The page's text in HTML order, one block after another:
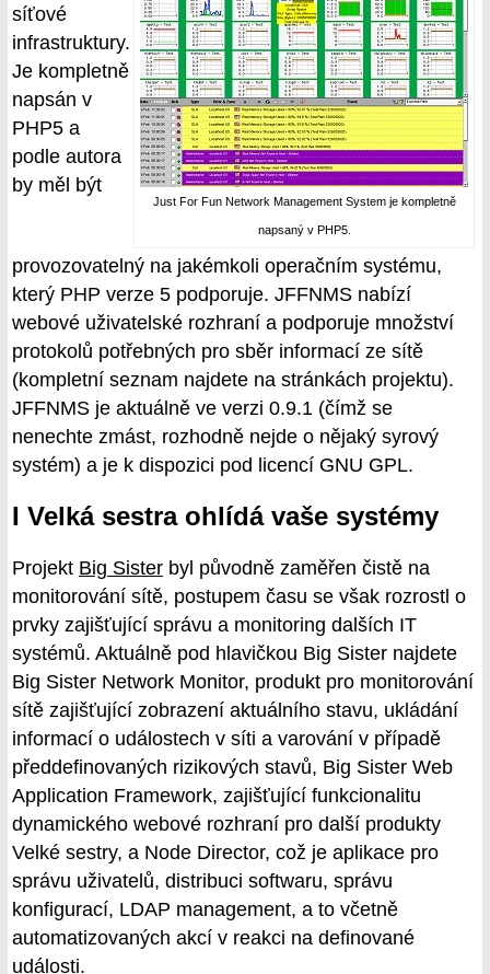
Just For Fun Network Management System je kompletně
napsaný v PHP5.
síťové
infrastruktury.
Je kompletně
napsán v
PHP5 a
podle autora
by měl být
provozovatelný na jakémkoli operačním systému,
který PHP verze 5 podporuje. JFFNMS nabízí
webové uživatelské rozhraní a podporuje množství
protokolů potřebných pro sběr informací ze sítě
(kompletní seznam najdete na stránkách projektu).
JFFNMS je aktuálně ve verzi 0.9.1 (čímž se
nenechte zmást, rozhodně nejde o nějaký syrový
systém) a je k dispozici pod licencí GNU GPL.
I Velká sestra ohlídá vaše systémy
Projekt Big Sister byl původně zaměřen čistě na
monitorování sítě, postupem času se však rozrostl o
prvky zajišťující správu a monitoring dalších IT
systémů. Aktuálně pod hlavičkou Big Sister najdete
Big Sister Network Monitor, produkt pro monitorování
sítě zajišťující zobrazení aktuálního stavu, ukládání
informací o událostech v síti a varování v případě
předdefinovaných rizikových stavů, Big Sister Web
Application Framework, zajišťující funkcionalitu
dynamického webové rozhraní pro další produkty
Velké sestry, a Node Director, což je aplikace pro
správu uživatelů, distribuci softwaru, správu
konfigurací, LDAP management, a to včetně
automatizovaných akcí v reakci na definované
události.